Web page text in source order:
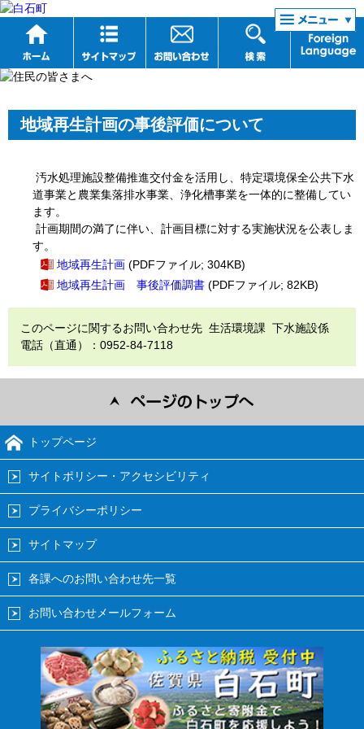
リンク集
地域再生計画の事後評価について
汚水処理施設整備推進交付金を活用し、特定環境保全公共下水
道事業と農業集落排水事業、浄化槽事業を一体的に整備してい
ます。
計画期間の満了に伴い、計画目標に対する実施状況を公表しま
す。
地域再生計画 (PDFファイル; 304KB)
地域再生計画 事後評価調書 (PDFファイル; 82KB)
このページに関するお問い合わせ先 生活環境課 下水施設係
電話（直通）：0952-84-7118
トップページ
サイトポリシー・アクセシビリティ
プライバシーポリシー
サイトマップ
各課へのお問い合わせ先一覧
お問い合わせメールフォーム